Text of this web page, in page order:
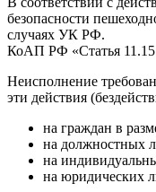
безопасности
случаях УК РФ.
КоАП РФ «Статья
Неисполнение
эти действия
на граждан в
на должностных
на
на юридических